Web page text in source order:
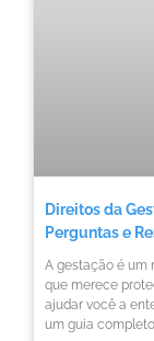
Direitos da
Perguntas e
A gestação é um
que merece
ajudar você a
um guia